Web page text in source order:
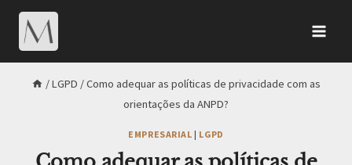
/LGPD /Como adequar as políticas de privacidade com as
orientações da ANPD?
EMPRESARIAL | LGPD